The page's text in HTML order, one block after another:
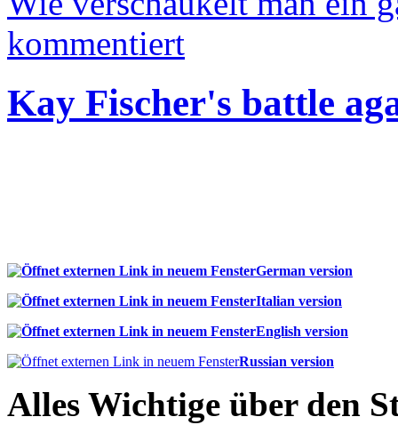
kommentiert
Kay Fischer's battle
German version
Italian version
English version
Russian version
Alles Wichtige über den